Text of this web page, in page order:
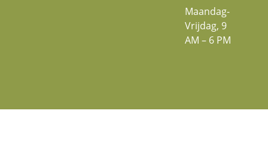
Maandag-
Vrijdag, 9
AM – 6 PM